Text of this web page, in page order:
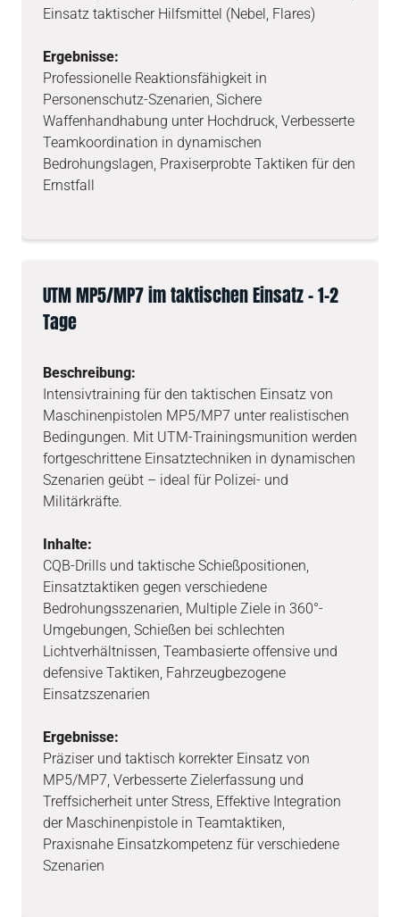
Einsatz taktischer Hilfsmittel (Nebel, Flares)
Ergebnisse:
Professionelle Reaktionsfähigkeit in
Personenschutz-Szenarien, Sichere
Waffenhandhabung unter Hochdruck, Verbesserte
Teamkoordination in dynamischen
Bedrohungslagen, Praxiserprobte Taktiken für den
Ernstfall
UTM MP5/MP7 im taktischen Einsatz – 1-2
Tage
Beschreibung:
Intensivtraining für den taktischen Einsatz von
Maschinenpistolen MP5/MP7 unter realistischen
Bedingungen. Mit UTM-Trainingsmunition werden
fortgeschrittene Einsatztechniken in dynamischen
Szenarien geübt – ideal für Polizei- und
Militärkräfte.
Inhalte:
CQB-Drills und taktische Schießpositionen,
Einsatztaktiken gegen verschiedene
Bedrohungsszenarien, Multiple Ziele in 360°-
Umgebungen, Schießen bei schlechten
Lichtverhältnissen, Teambasierte offensive und
defensive Taktiken, Fahrzeugbezogene
Einsatzszenarien
Ergebnisse:
Präziser und taktisch korrekter Einsatz von
MP5/MP7, Verbesserte Zielerfassung und
Treffsicherheit unter Stress, Effektive Integration
der Maschinenpistole in Teamtaktiken,
Praxisnahe Einsatzkompetenz für verschiedene
Szenarien